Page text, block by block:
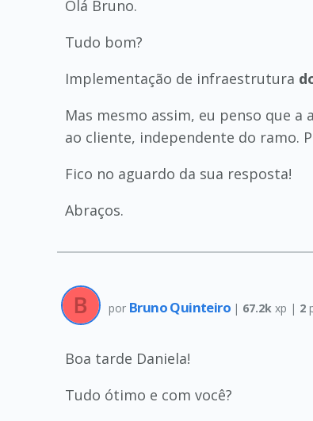
Olá Bruno.
Tudo bom?
Implementação de infraestrutura
Mas mesmo assim, eu penso que
ao cliente, independente do ramo.
Fico no aguardo da sua resposta!
Abraços.
por Bruno Quinteiro | 67.2k xp | 2
Boa tarde Daniela!
Tudo ótimo e com você?